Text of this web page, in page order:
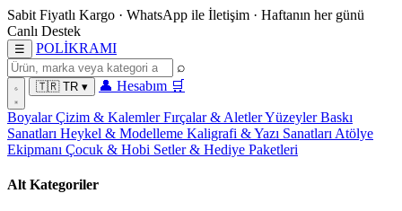
Sabit Fiyatlı Kargo · WhatsApp ile İletişim · Haftanın her günü
Canlı Destek
☰ POLİKRAMI
⌕
🇹🇷 TR ▾ 👤 Hesabım 🛒
BoyalarÇizim & KalemlerFırçalar & AletlerYüzeylerBaskı
Sanatları Heykel & Modelleme Kaligrafi & Yazı Sanatları Atölye
Ekipmanı Çocuk & Hobi Setler & Hediye Paketleri
Alt Kategoriler